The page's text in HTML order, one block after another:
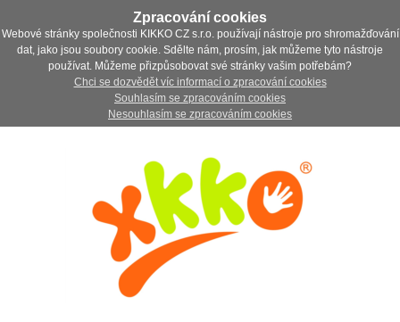
Zpracování cookies
Webové stránky společnosti KIKKO CZ s.r.o. používají nástroje pro shromažďování
dat, jako jsou soubory cookie. Sdělte nám, prosím, jak můžeme tyto nástroje
používat. Můžeme přizpůsobovat své stránky vašim potřebám?
Chci se dozvědět víc informací o zpracování cookies
Souhlasím se zpracováním cookies
Nesouhlasím se zpracováním cookies